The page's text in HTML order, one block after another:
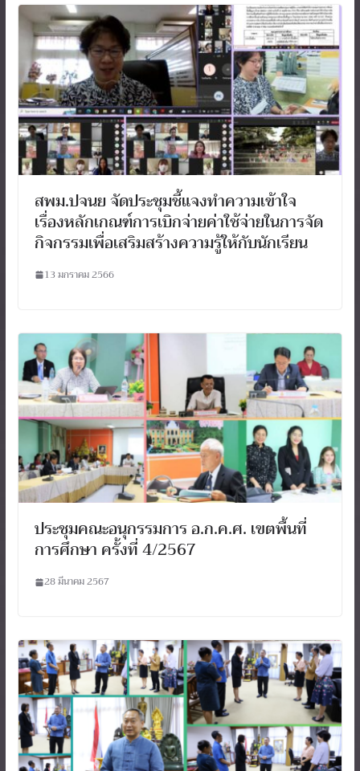
สพม.ปจนย จัดประชุมชี้แจงทำความเข้าใจ
เรื่องหลักเกณฑ์การเบิกจ่ายค่าใช้จ่ายในการจัด
กิจกรรมเพื่อเสริมสร้างความรู้ให้กับนักเรียน
13 มกราคม 2566
ประชุมคณะอนุกรรมการ อ.ก.ค.ศ. เขตพื้นที่
การศึกษา ครั้งที่ 4/2567
28 มีนาคม 2567